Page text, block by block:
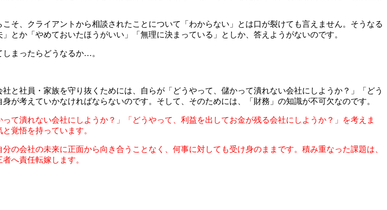
そ、クライアントから相談されたことについて「わからない」とは口が裂けても言えません。そうなる
か「やめておいたほうがいい」「無理に決まっている」としか、答えようがないのです。
まったらどうなるか…。
社と社員・家族を守り抜くためには、自らが「どうやって、儲かって潰れない会社にしようか？」「どう
が考えていかなければならないのです。そして、そのためには、「財務」の知識が不可欠なのです。
て潰れない会社にしようか？」「どうやって、利益を出してお金が残る会社にしようか？」を考えま
覚悟を持っています。
の会社の未来に正面から向き合うことなく、何事に対しても受け身のままです。積み重なった課題は、
へ責任転嫁します。